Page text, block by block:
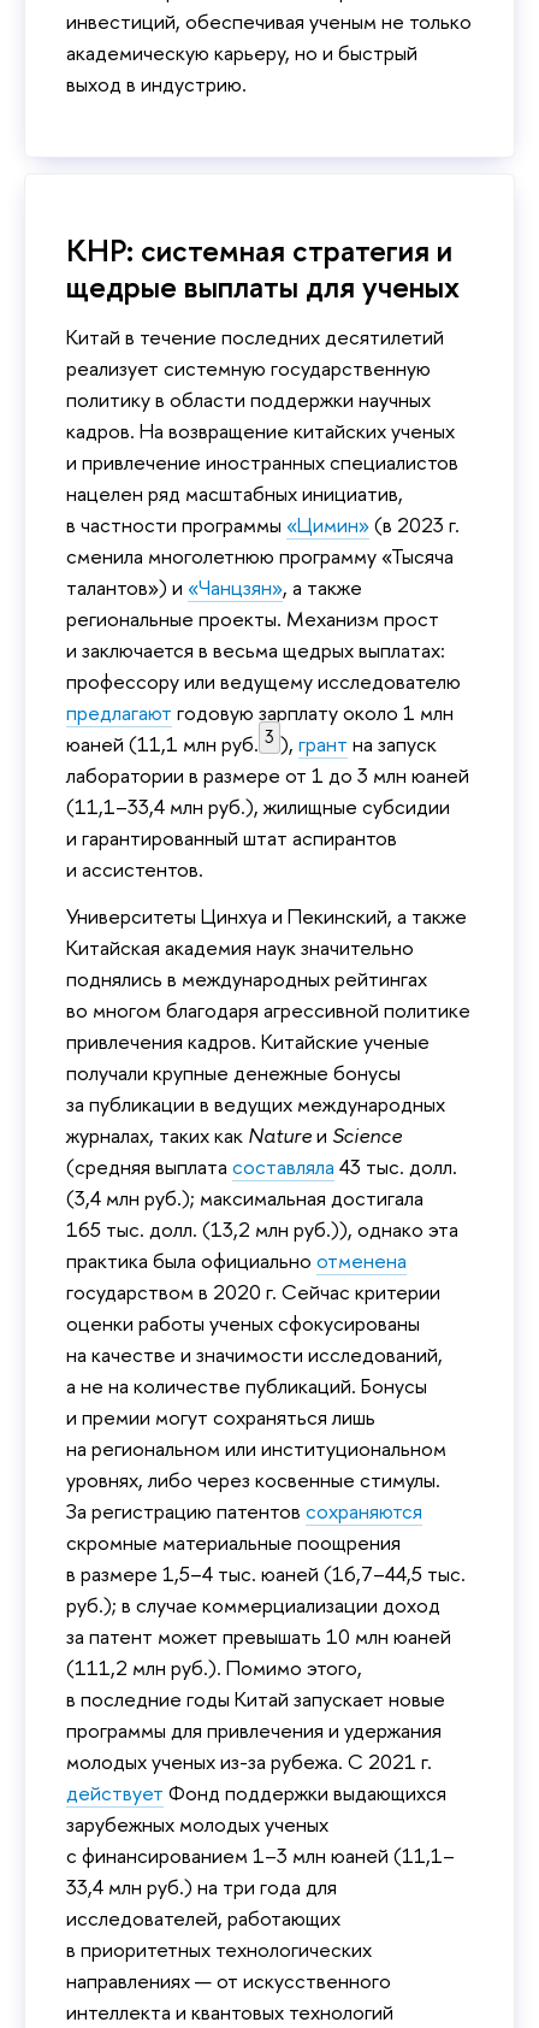
инвестиций, обеспечивая ученым не только
академическую карьеру, но и быстрый
выход в индустрию.
КНР: системная стратегия и
щедрые выплаты для ученых
Китай в течение последних десятилетий
реализует системную государственную
политику в области поддержки научных
кадров. На возвращение китайских ученых
и привлечение иностранных специалистов
нацелен ряд масштабных инициатив,
в частности программы «Цимин»(в 2023 г.
сменила многолетнюю программу «Тысяча
талантов») и «Чанцзян», а также
региональные проекты. Механизм прост
и заключается в весьма щедрых выплатах:
профессору или ведущему исследователю
предлагают годовую зарплату около 1 млн
юаней (11,1 млн руб. 3 ), грант на запуск
лаборатории в размере от 1 до 3 млн юаней
(11,1–33,4 млн руб.), жилищные субсидии
и гарантированный штат аспирантов
и ассистентов.
Университеты Цинхуа и Пекинский, а также
Китайская академия наук значительно
поднялись в международных рейтингах
во многом благодаря агрессивной политике
привлечения кадров. Китайские ученые
получали крупные денежные бонусы
за публикации в ведущих международных
журналах, таких как Natureи Science
(средняя выплата составляла 43 тыс. долл.
(3,4 млн руб.); максимальная достигала
165 тыс. долл. (13,2 млн руб.)), однако эта
практика была официально отменена
государством в 2020 г. Сейчас критерии
оценки работы ученых сфокусированы
на качестве и значимости исследований,
а не на количестве публикаций. Бонусы
и премии могут сохраняться лишь
на региональном или институциональном
уровнях, либо через косвенные стимулы.
За регистрацию патентов сохраняются
скромные материальные поощрения
в размере 1,5–4 тыс. юаней (16,7–44,5 тыс.
руб.); в случае коммерциализации доход
за патент может превышать 10 млн юаней
(111,2 млн руб.). Помимо этого,
в последние годы Китай запускает новые
программы для привлечения и удержания
молодых ученых из-за рубежа. С 2021 г.
действует Фонд поддержки выдающихся
зарубежных молодых ученых
с финансированием 1–3 млн юаней (11,1–
33,4 млн руб.) на три года для
исследователей, работающих
в приоритетных технологических
направлениях — от искусственного
интеллекта и квантовых технологий